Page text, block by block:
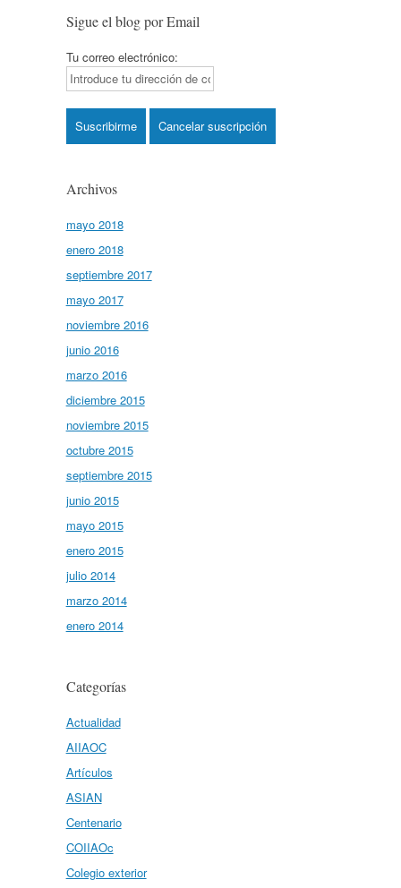
Sigue el blog por Email
Tu correo electrónico:
Archivos
mayo 2018
enero 2018
septiembre 2017
mayo 2017
noviembre 2016
junio 2016
marzo 2016
diciembre 2015
noviembre 2015
octubre 2015
septiembre 2015
junio 2015
mayo 2015
enero 2015
julio 2014
marzo 2014
enero 2014
Categorías
Actualidad
AIIAOC
Artículos
ASIAN
Centenario
COIIAOc
Colegio exterior